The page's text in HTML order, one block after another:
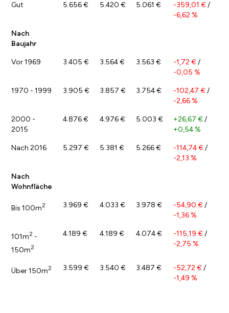
Gut 5.656 € 5.420 € 5.061 € -359,01 € /
-6,62 %
Nach
Baujahr
Vor 1969 3.405 € 3.564 € 3.563 € -1,72 € /
-0,05 %
1970 - 1999 3.905 € 3.857 € 3.754 € -102,47 € /
-2,66 %
2000 -
2015
4.876 € 4.976 € 5.003 € +26,67 € /
+0,54 %
Nach 2016 5.297 € 5.381 € 5.266 € -114,74 € /
-2,13 %
Nach
Wohnfläche
Bis 100m2 3.969 € 4.033 € 3.978 € -54,90 € /
-1,36 %
101m2 -
150m2
4.189 € 4.189 € 4.074 € -115,19 € /
-2,75 %
Über 150m2 3.599 € 3.540 € 3.487 € -52,72 € /
-1,49 %